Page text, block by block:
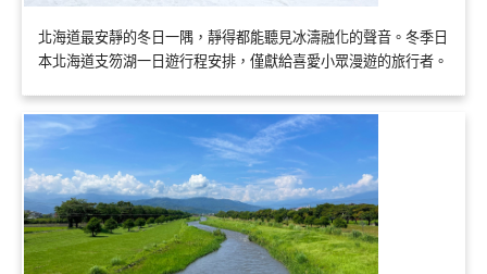
北海道最安靜的冬日一隅，靜得都能聽見冰濤融化的聲音。冬季日
本北海道支笏湖一日遊行程安排，僅獻給喜愛小眾漫遊的旅行者。